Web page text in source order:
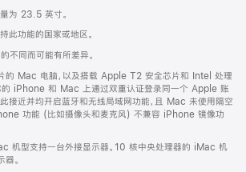
为 23.5 英寸。
功能的国家或地区。
不同而可能有所差异。
的 Mac 电脑，以及搭载 Apple T2 安全芯片和 Intel 处理
的 iPhone 和 Mac 上通过双重认证登录同一个 Apple 账
接近并均开启蓝牙和无线局域网功能，且 Mac 未使用隔空
功能 (比如摄像头和麦克风) 不兼容 iPhone 镜像功
机型支持一台外接显示器。10 核中央处理器的 iMac 机
。